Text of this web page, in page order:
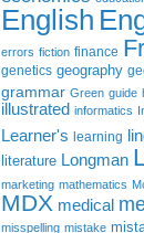
English
errors fiction finance
genetics geography
grammar Green guide
illustrated informatics
Learner's learning
literature Longman
marketing mathematics
MDX medical
misspelling mistake